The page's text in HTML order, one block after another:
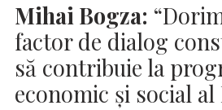
Mihai Bogza:
factor de dialog
să contribuie la
economic și social al